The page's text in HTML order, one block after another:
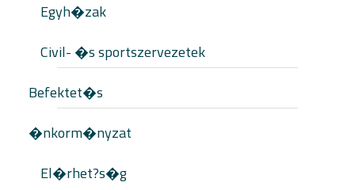
Egyh�zak
Civil- �s sportszervezetek
Befektet�s
�nkorm�nyzat
El�rhet?s�g